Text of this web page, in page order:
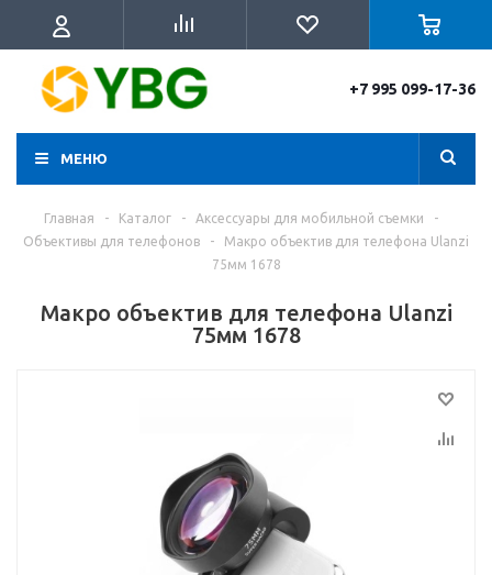
+7 995 099-17-36
МЕНЮ
Главная - Каталог - Аксессуары для мобильной съемки
-
Объективы для телефонов
-
Макро объектив для телефона Ulanzi
75мм 1678
Макро объектив для телефона Ulanzi
75мм 1678